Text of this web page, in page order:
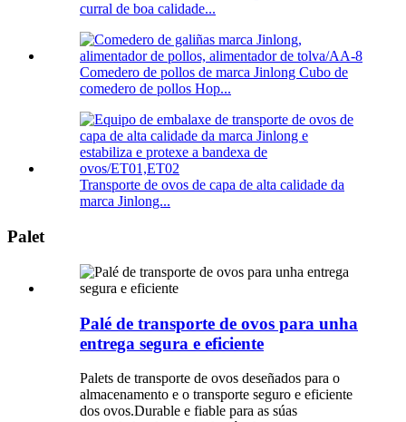
curral de boa calidade...
Comedero de pollos de marca Jinlong Cubo de
comedero de pollos Hop...
Transporte de ovos de capa de alta calidade da
marca Jinlong...
Palet
Palé de transporte de ovos para unha
entrega segura e eficiente
Palets de transporte de ovos deseñados para o
almacenamento e o transporte seguro e eficiente
dos ovos.Durable e fiable para as súas